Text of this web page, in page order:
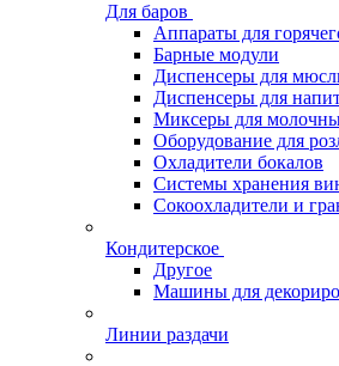
Для баров
Аппараты для
Барные модули
Диспенсеры для
Диспенсеры для
Миксеры для
Оборудование для
Охладители бокалов
Системы хранения
Сокоохладители и
Кондитерское
Другое
Машины для
Линии раздачи